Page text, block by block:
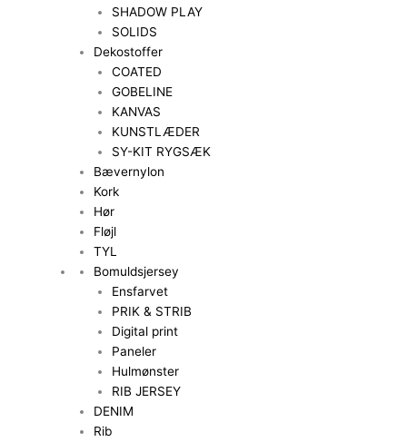
SHADOW PLAY
SOLIDS
Dekostoffer
COATED
GOBELINE
KANVAS
KUNSTLÆDER
SY-KIT RYGSÆK
Bævernylon
Kork
Hør
Fløjl
TYL
Bomuldsjersey
Ensfarvet
PRIK & STRIB
Digital print
Paneler
Hulmønster
RIB JERSEY
DENIM
Rib